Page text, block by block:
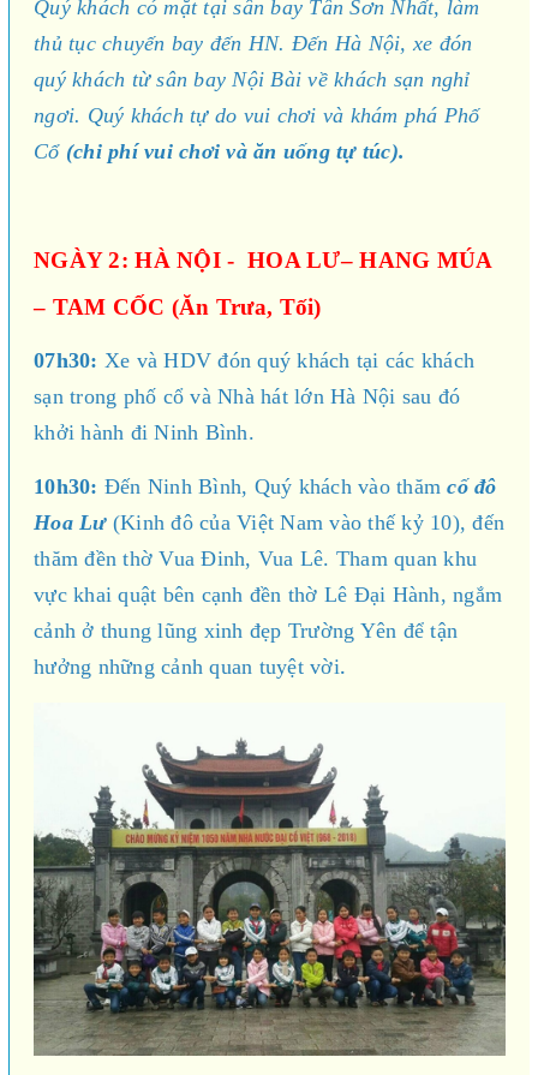
Quý khách có mặt tại sân bay Tân Sơn Nhất, làm
thủ tục chuyến bay đến HN. Đến Hà Nội, xe đón
quý khách từ sân bay Nội Bài về khách sạn nghỉ
ngơi. Quý khách tự do vui chơi và khám phá Phố
Cổ (chi phí vui chơi và ăn uống tự túc).
NGÀY 2: HÀ NỘI - HOA LƯ– HANG MÚA
– TAM CỐC (Ăn Trưa, Tối)
07h30: Xe và HDV đón quý khách tại các khách
sạn trong phố cổ và Nhà hát lớn Hà Nội sau đó
khởi hành đi Ninh Bình.
10h30: Đến Ninh Bình, Quý khách vào thămcố đô
Hoa Lư (Kinh đô của Việt Nam vào thế kỷ 10), đến
thăm đền thờ Vua Đinh, Vua Lê. Tham quan khu
vực khai quật bên cạnh đền thờ Lê Đại Hành, ngắm
cảnh ở thung lũng xinh đẹp Trường Yên để tận
hưởng những cảnh quan tuyệt vời.